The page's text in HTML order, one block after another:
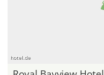
hotel.de